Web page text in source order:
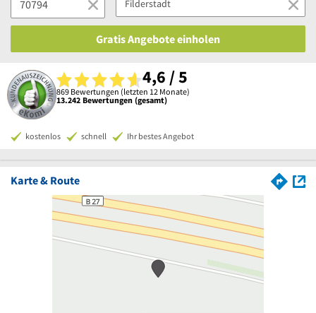
Gratis Angebote einholen
4,6 / 5
869 Bewertungen (letzten 12 Monate)
13.242 Bewertungen (gesamt)
kostenlos schnell Ihr bestes Angebot
Karte & Route